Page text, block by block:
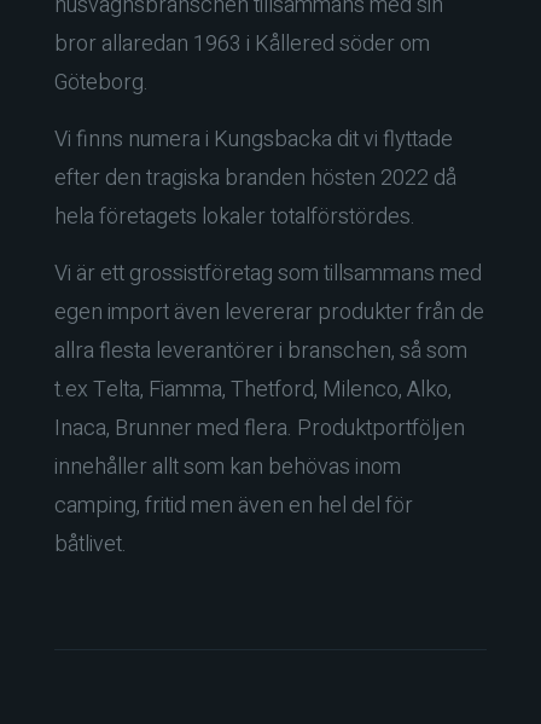
bror allaredan 1963 i Kållered söder om
Göteborg.
Vi finns numera i Kungsbacka dit vi flyttade
efter den tragiska branden hösten 2022 då
hela företagets lokaler totalförstördes.
Vi är ett grossistföretag som tillsammans med
egen import även levererar produkter från de
allra flesta leverantörer i branschen, så som
t.ex Telta, Fiamma, Thetford, Milenco, Alko,
Inaca, Brunner med flera. Produktportföljen
innehåller allt som kan behövas inom
camping, fritid men även en hel del för
båtlivet.